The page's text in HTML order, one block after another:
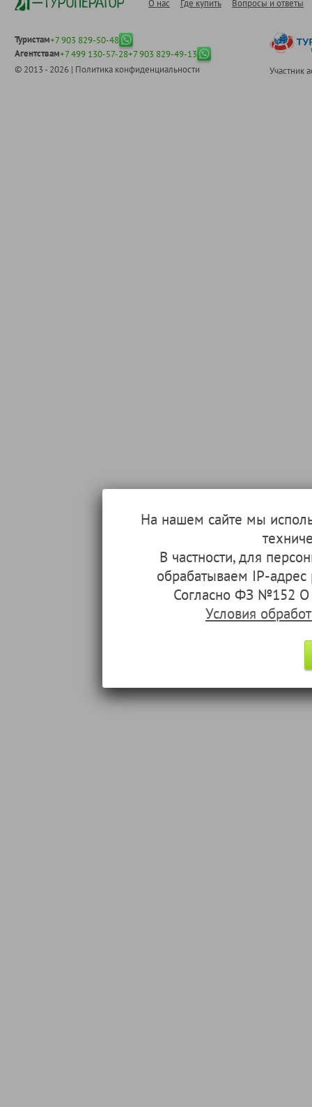
О нас Где купить Вопросы и ответы
Туристам+7 903 829-50-48
Агентствам+7 499 130-57-28+7 903 829-49-13
© 2013 - 2026 | Политика конфиденциальности Участник
На нашем сайте мы
В частности, для
обрабатываем IP-
Согласно ФЗ №152 О
Условия